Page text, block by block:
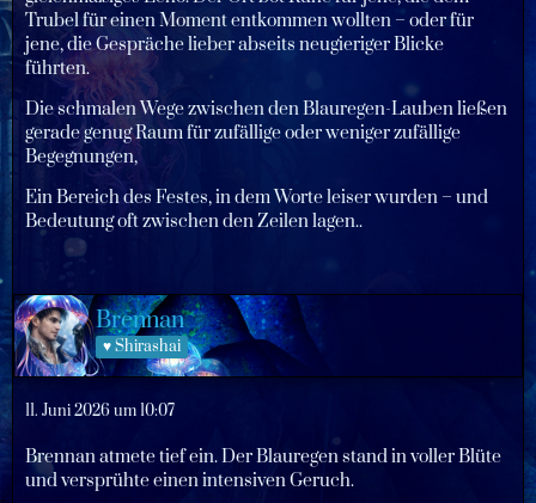
Trubel für einen Moment entkommen wollten – oder für
jene, die Gespräche lieber abseits neugieriger Blicke
führten.
Die schmalen Wege zwischen den Blauregen-Lauben ließen
gerade genug Raum für zufällige oder weniger zufällige
Begegnungen,
Ein Bereich des Festes, in dem Worte leiser wurden – und
Bedeutung oft zwischen den Zeilen lagen..
Brennan
♥ Shirashai
11. Juni 2026 um 10:07
Brennan atmete tief ein. Der Blauregen stand in voller Blüte
und versprühte einen intensiven Geruch.